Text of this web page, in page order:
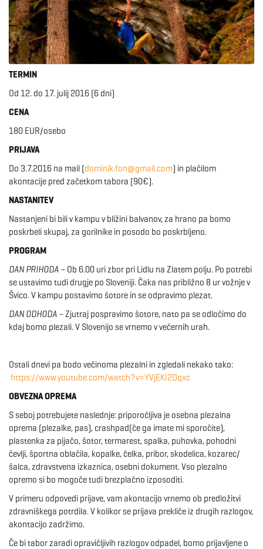
TERMIN
Od 12. do 17. julij 2016 (6 dni)
CENA
180 EUR/osebo
PRIJAVA
Do 3.7.2016 na mail (dominik.fon@gmail.com) in plačilom
akontacije pred začetkom tabora (90€).
NASTANITEV
Nastanjeni bi bili v kampu v bližini balvanov, za hrano pa bomo
poskrbeli skupaj, za gorilnike in posodo bo poskrbljeno.
PROGRAM
DAN PRIHODA – Ob 6.00 uri zbor pri Lidlu na Zlatem polju. Po potrebi
se ustavimo tudi drugje po Sloveniji. Čaka nas približno 8 ur vožnje v
Švico. V kampu postavimo šotore in se odpravimo plezat.
DAN ODHODA –Zjutraj pospravimo šotore, nato pa se odločimo do
kdaj bomo plezali. V Slovenijo se vrnemo v večernih urah.
Ostali dnevi pa bodo večinoma plezalni in zgledali nekako tako:
https://www.youtube.com/watch?v=YVjEKI2Dqxc
OBVEZNA OPREMA
S seboj potrebujete naslednje: priporočljiva je osebna plezalna
oprema (plezalke, pas), crashpad(če ga imate mi sporočite),
plastenka za pijačo, šotor, termarest, spalka, puhovka, pohodni
čevlji, športna oblačila, kopalke, čelka, pribor, skodelica, kozarec/
šalca, zdravstvena izkaznica, osebni dokument. Vso plezalno
opremo si bo mogoče tudi brezplačno izposoditi.
V primeru odpovedi prijave, vam akontacijo vrnemo ob predložitvi
zdravniškega potrdila. V kolikor se prijava prekliče iz drugih razlogov,
akontacijo zadržimo.
Če bi tabor zaradi opravičljivih razlogov odpadel, bomo prijavljene o